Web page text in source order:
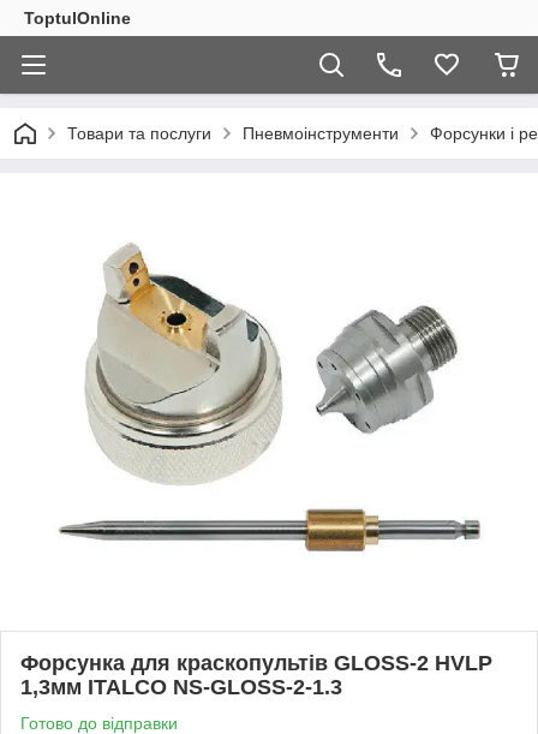
ToptulOnline
Товари та послуги Пневмоінструменти Форсунки і
Форсунка для краскопультів GLOSS-2 HVLP
1,3мм ITALCO NS-GLOSS-2-1.3
Готово до відправки